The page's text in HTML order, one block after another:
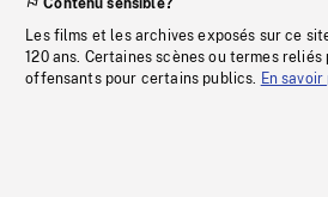
Contenu sensible?
Les films et les archives exposés sur ce
120 ans. Certaines scènes ou termes
offensants pour certains publics. En